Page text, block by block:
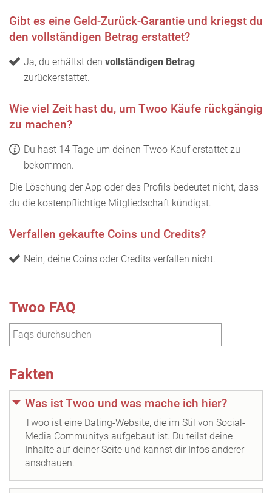
Gibt es eine Geld-Zurück-Garantie und kriegst du
den vollständigen Betrag erstattet?
Ja, du erhältst den vollständigen Betrag
zurückerstattet.
Wie viel Zeit hast du, um Twoo Käufe rückgängig
zu machen?
Du hast 14 Tage um deinen Twoo Kauf erstattet zu
bekommen.
Die Löschung der App oder des Profils bedeutet nicht, dass
du die kostenpflichtige Mitgliedschaft kündigst.
Verfallen gekaufte Coins und Credits?
Nein, deine Coins oder Credits verfallen nicht.
Twoo FAQ
Fakten
Was ist Twoo und was mache ich hier?
Twoo ist eine Dating-Website, die im Stil von Social-
Media Communitys aufgebaut ist. Du teilst deine
Inhalte auf deiner Seite und kannst dir Infos anderer
anschauen.